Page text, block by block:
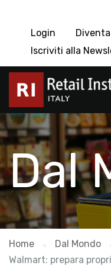
Login
Iscriviti alla
Dal
Home
Dal Mondo
Walmart: prepara